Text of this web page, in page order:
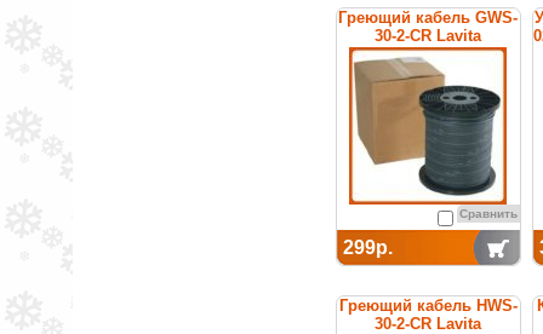
Греющий кабель GWS-
30-2-CR Lavita
Сравнить
299р.
Греющий кабель HWS-
30-2-CR Lavita